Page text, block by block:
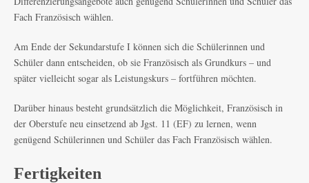
Fach Französisch wählen.
Am Ende der Sekundarstufe I können sich die Schülerinnen und
Schüler dann entscheiden, ob sie Französisch als Grundkurs – und
später vielleicht sogar als Leistungskurs – fortführen möchten.
Darüber hinaus besteht grundsätzlich die Möglichkeit, Französisch in
der Oberstufe neu einsetzend ab Jgst. 11 (EF) zu lernen, wenn
genügend Schülerinnen und Schüler das Fach Französisch wählen.
Fertigkeiten